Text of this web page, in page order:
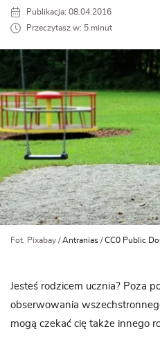
Publikacja: 08.04.2016
Przeczytasz w: 5 minut
Fot. Pixabay /Antranias /CC0 Public
Jesteś rodzicem ucznia? Poza
obserwowania
mogą czekać cię także innego